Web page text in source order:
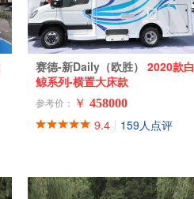
赛德-新Daily（欧胜） 2020款白
鲸系列-横置大床款
参考价： ￥ 458000
9.4 159人点评